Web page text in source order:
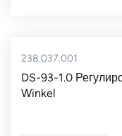
238.037.001
DS-93-1.0
Winkel